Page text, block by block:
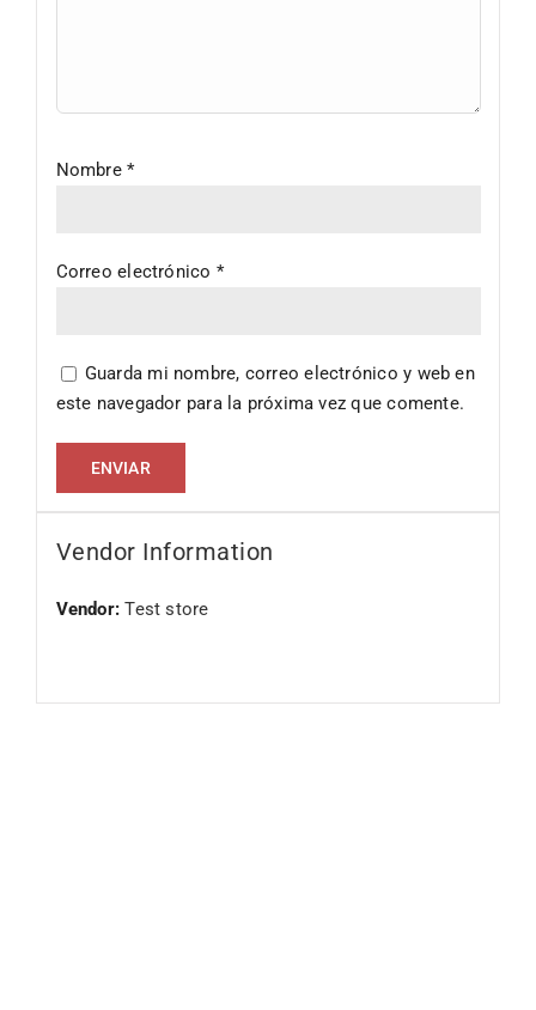
Nombre*
Correo electrónico *
Guarda mi nombre, correo electrónico y web en
este navegador para la próxima vez que comente.
Vendor Information
Vendor:Test store